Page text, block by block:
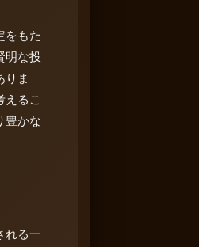
をもた
明な投
りま
るこ
豊かな
れる一